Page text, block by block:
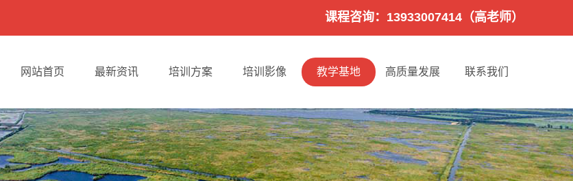
课程咨询：13933007414（高老师）
网站首页 最新资讯 培训方案 培训影像 教学基地 高质量发展 联系我们